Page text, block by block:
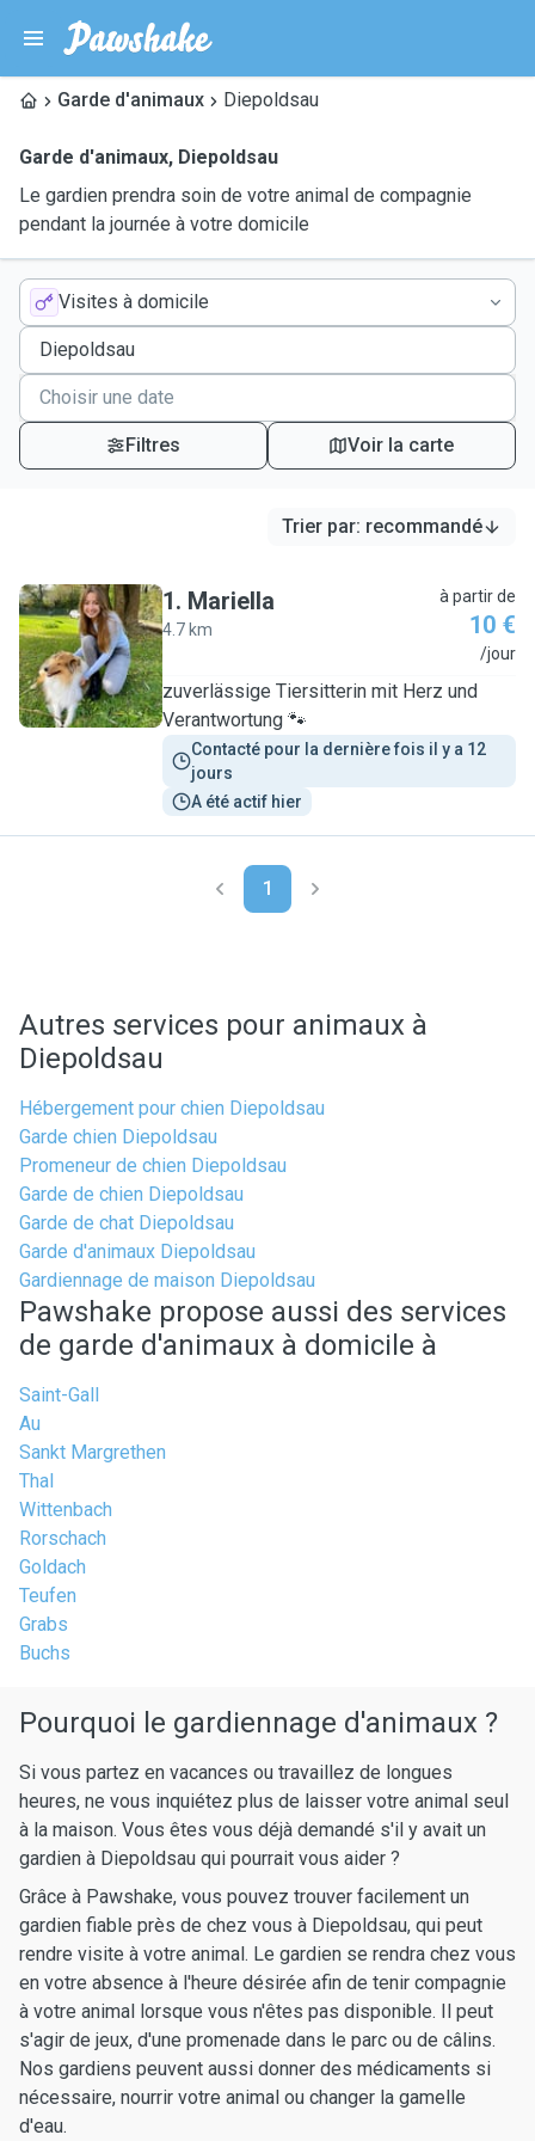
Garde d'animaux Diepoldsau
Garde d'animaux, Diepoldsau
Le gardien prendra soin de votre animal de compagnie
pendant la journée à votre domicile
Visites à domicile
Filtres Voir la carte
Trier par: recommandé
M
1. Mariella
4.7 km
à partir de
10 €
/jour
zuverlässige Tiersitterin mit Herz und
Verantwortung 🐾
Contacté pour la dernière fois il y a 12
jours
A été actif hier
1
Autres services pour animaux à
Diepoldsau
Hébergement pour chien Diepoldsau
Garde chien Diepoldsau
Promeneur de chien Diepoldsau
Garde de chien Diepoldsau
Garde de chat Diepoldsau
Garde d'animaux Diepoldsau
Gardiennage de maison Diepoldsau
Pawshake propose aussi des services
de garde d'animaux à domicile à
Saint-Gall
Au
Sankt Margrethen
Thal
Wittenbach
Rorschach
Goldach
Teufen
Grabs
Buchs
Pourquoi le gardiennage d'animaux ?
Si vous partez en vacances ou travaillez de longues
heures, ne vous inquiétez plus de laisser votre animal seul
à la maison. Vous êtes vous déjà demandé s'il y avait un
gardien à Diepoldsau qui pourrait vous aider ?
Grâce à Pawshake, vous pouvez trouver facilement un
gardien fiable près de chez vous à Diepoldsau, qui peut
rendre visite à votre animal. Le gardien se rendra chez vous
en votre absence à l'heure désirée afin de tenir compagnie
à votre animal lorsque vous n'êtes pas disponible. Il peut
s'agir de jeux, d'une promenade dans le parc ou de câlins.
Nos gardiens peuvent aussi donner des médicaments si
nécessaire, nourrir votre animal ou changer la gamelle
d'eau.